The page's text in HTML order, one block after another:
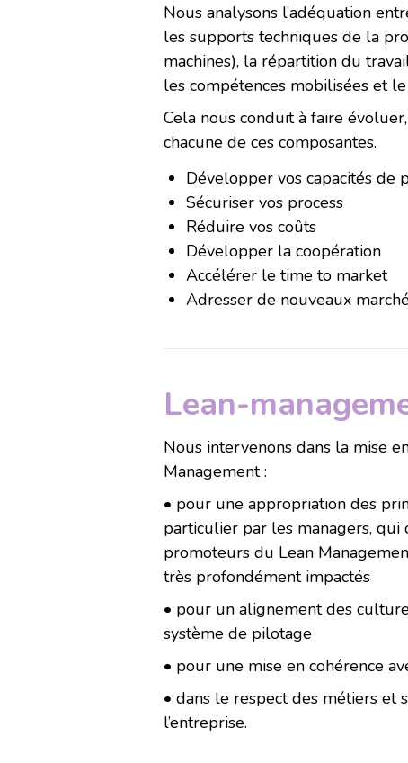
Nous analysons l’adéquation
les supports techniques de la
machines), la répartition du
les compétences mobilisées et
Cela nous conduit à faire
chacune de ces composantes.
Développer vos capacités de
Sécuriser vos process
Réduire vos coûts
Développer la coopération
Accélérer le time to market
Adresser de nouveaux
Lean-
Nous intervenons dans la mise
Management :
• pour une appropriation des
particulier par les managers, qui
promoteurs du Lean
très profondément impactés
• pour un alignement des
système de pilotage
• pour une mise en cohérence
• dans le respect des métiers et
l’entreprise.